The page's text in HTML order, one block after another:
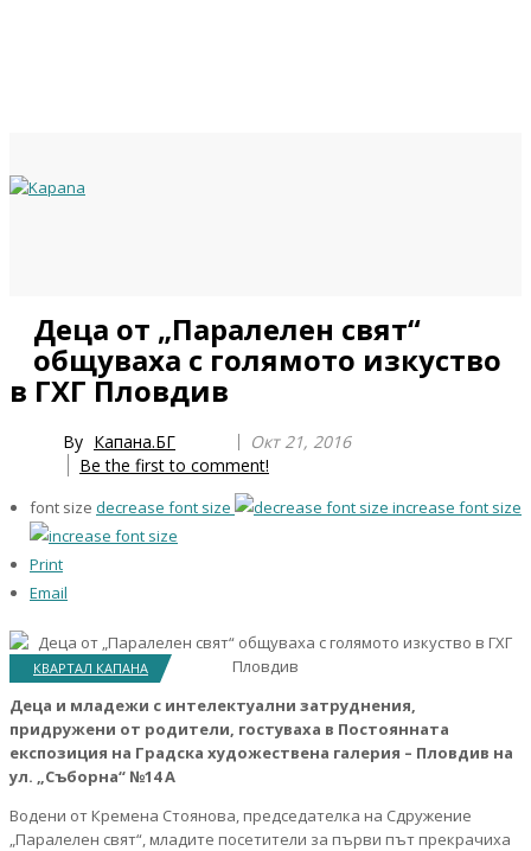
Деца от „Паралелен свят“
общуваха с голямото изкуство
в ГХГ Пловдив
By Капана.БГ
Окт 21, 2016
Be the first to comment!
font size decrease font size increase font size
Print
Email
КВАРТАЛ КАПАНА
Деца и младежи с интелектуални затруднения,
придружени от родители, гостуваха в Постоянната
експозиция на Градска художествена галерия – Пловдив на
ул. „Съборна“ №14 А
Водени от Кремена Стоянова, председателка на Сдружение
„Паралелен свят“, младите посетители за първи път прекрачиха
Year
Month
Year
Month